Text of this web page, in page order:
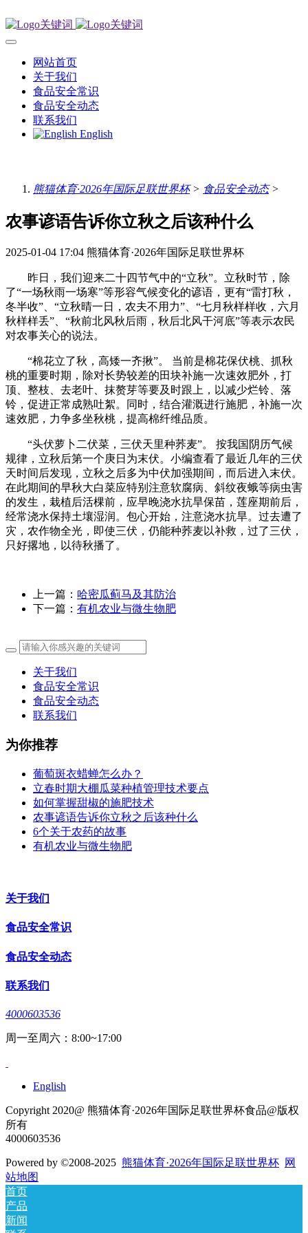
网站首页
关于我们
食品安全常识
食品安全动态
联系我们
English
熊猫体育·2026年国际足联世界杯> 食品安全动态>
农事谚语告诉你立秋之后该种什么
2025-01-04 17:04 熊猫体育·2026年国际足联世界杯
昨日，我们迎来二十四节气中的“立秋”。立秋时节，除
了“一场秋雨一场寒”等形容气候变化的谚语，更有“雷打秋，
冬半收”、“立秋晴一日，农夫不用力”、“七月秋样样收，六月
秋样样丢”、“秋前北风秋后雨，秋后北风干河底”等表示农民
对农事关心的说法。
“棉花立了秋，高矮一齐揪”。 当前是棉花保伏桃、抓秋
桃的重要时期，除对长势较差的田块补施一次速效肥外，打
顶、整枝、去老叶、抹赘芽等要及时跟上，以减少烂铃、落
铃，促进正常成熟吐絮。同时，结合灌溉进行施肥，补施一次
速效肥，力争多坐秋桃，提高棉纤维品质。
“头伏萝卜二伏菜，三伏天里种荞麦”。 按我国阴历气候
规律，立秋后第一个庚日为末伏。小编查看了最近几年的三伏
天时间后发现，立秋之后多为中伏加强期间，而后进入末伏。
在此期间的早秋大白菜应特别注意软腐病、斜纹夜蛾等病虫害
的发生，栽植后活棵前，应早晚浇水抗旱保苗，莲座期前后，
经常浇水保持土壤湿润。包心开始，注意浇水抗旱。过去遭了
灾，农作物全光，即使三伏，仍能种荞麦以补救，过了三伏，
只好撂地，以待秋播了。
上一篇： 哈密瓜蓟马及其防治
下一篇： 有机农业与微生物肥
关于我们
食品安全常识
食品安全动态
联系我们
为你推荐
葡萄斑衣蜡蝉怎么办？
立春时期大棚瓜菜种植管理技术要点
如何掌握甜椒的施肥技术
农事谚语告诉你立秋之后该种什么
6个关于农药的故事
有机农业与微生物肥
关于我们
食品安全常识
食品安全动态
联系我们
4000603536
周一至周六：8:00~17:00
English
Copyright 2020@ 熊猫体育·2026年国际足联世界杯食品@版权
所有
4000603536
Powered by ©2008-2025 熊猫体育·2026年国际足联世界杯 网
站地图
首页
产品
新闻